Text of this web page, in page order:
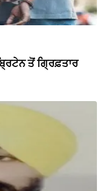
ਤੋਂ ਗ੍ਰਿਫ਼ਤਾਰ